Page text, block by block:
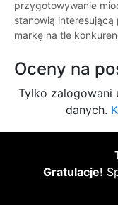
przygotowywanie
stanowią
markę na tle
Oceny na
Tylko zalogowani
danych.
Gratulacje!